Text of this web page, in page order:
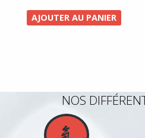
AJOUTER AU PANIER
NOS